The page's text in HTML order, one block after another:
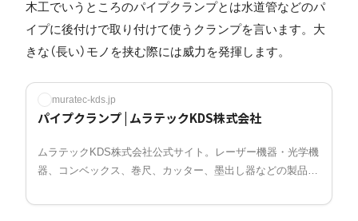
木工でいうところのパイプクランプとは水道管などのパ
イプに後付けで取り付けて使うクランプを言います。大
きな（長い）モノを挟む際には威力を発揮します。
muratec-kds.jp
パイプクランプ | ムラテックKDS株式会社
ムラテックKDS株式会社公式サイト。レーザー機器・光学機
器、コンベックス、巻尺、カッター、墨出し器などの製品を